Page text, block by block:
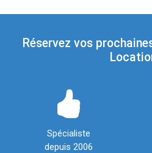
Réservez vos
Spécialiste
depuis 2006